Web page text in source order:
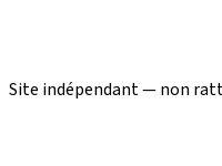
Site indépendant — non